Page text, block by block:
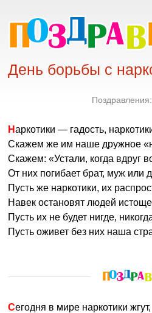
День борьбы с
Поздравления:
Наркотики — гадость,
Скажем же им наше дружное
Скажем: «Устали, когда вдруг
От них погибает брат, муж или
Пусть же наркотики, их
Навек остановят людей
Пусть их не будет нигде,
Пусть оживет без них наша
Сегодня в мире наркотики жгут,